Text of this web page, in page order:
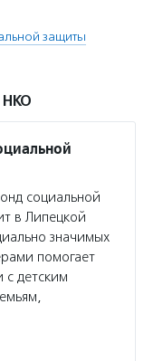
защиты
НКО
социальной
в Липецкой
значимых
помогает
детским